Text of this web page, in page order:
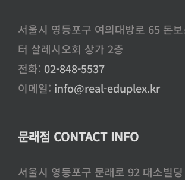
서울시 영등포구 여의대방로 65 돈
터 살레시오회 상가 2층
전화: 02-848-5537
이메일: info@real-eduplex.kr
문래점 CONTACT INFO
서울시 영등포구 문래로 92 대소빌